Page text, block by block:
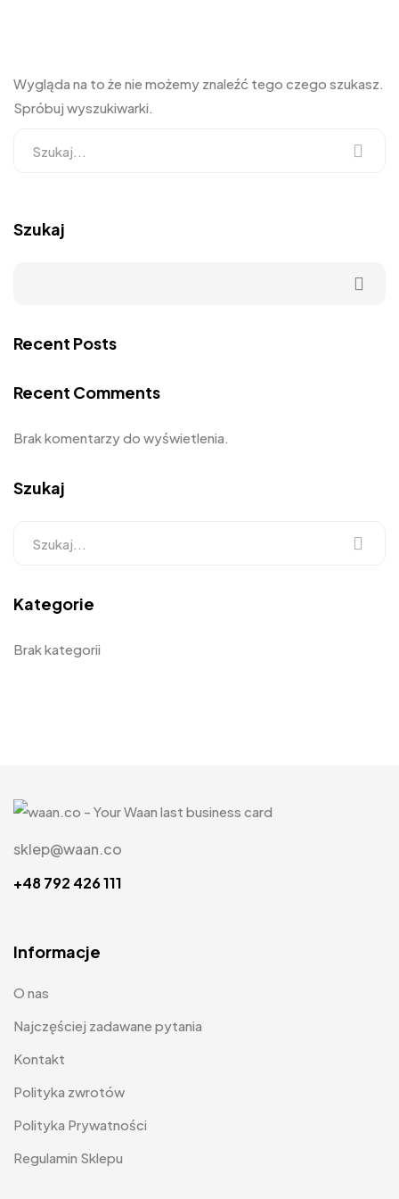
Wygląda na to że nie możemy znaleźć tego czego szukasz.
Spróbuj wyszukiwarki.
Szukaj
Recent Posts
Recent Comments
Brak komentarzy do wyświetlenia.
Szukaj
Kategorie
Brak kategorii
sklep@waan.co
+48 792 426 111
Informacje
O nas
Najczęściej zadawane pytania
Kontakt
Polityka zwrotów
Polityka Prywatności
Regulamin Sklepu